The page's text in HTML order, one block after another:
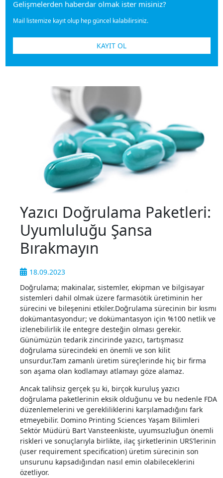
Gelişmelerden haberdar olmak ister misiniz?
Mail listemize kayıt olup hep güncel kalabilirsiniz.
KAYIT OL
Yazıcı Doğrulama Paketleri:
Uyumluluğu Şansa
Bırakmayın
18.09.2023
Doğrulama; makinalar, sistemler, ekipman ve bilgisayar
sistemleri dahil olmak üzere farmasötik üretiminin her
sürecini ve bileşenini etkiler.Doğrulama sürecinin bir kısmı
dokümantasyondur; ve dokümantasyon için %100 netlik ve
izlenebilirlik ile entegre desteğin olması gerekir.
Günümüzün tedarik zincirinde yazıcı, tartışmasız
doğrulama sürecindeki en önemli ve son kilit
unsurdur.Tam zamanlı üretim süreçlerinde hiç bir firma
son aşama olan kodlamayı atlamayı göze alamaz.
Ancak talihsiz gerçek şu ki, birçok kuruluş yazıcı
doğrulama paketlerinin eksik olduğunu ve bu nedenle FDA
düzenlemelerini ve gerekliliklerini karşılamadığını fark
etmeyebilir. Domino Printing Sciences Yaşam Bilimleri
Sektör Müdürü Bart Vansteenkiste, uyumsuzluğun önemli
riskleri ve sonuçlarıyla birlikte, ilaç şirketlerinin URS’lerinin
(user requirement specification) üretim sürecinin son
unsurunu kapsadığından nasıl emin olabileceklerini
özetliyor.